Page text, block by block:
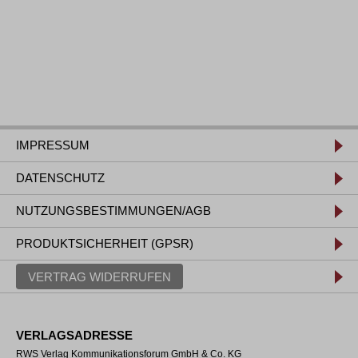
IMPRESSUM
DATENSCHUTZ
NUTZUNGSBESTIMMUNGEN/AGB
PRODUKTSICHERHEIT (GPSR)
VERTRAG WIDERRUFEN
VERLAGSADRESSE
RWS Verlag Kommunikationsforum GmbH & Co. KG